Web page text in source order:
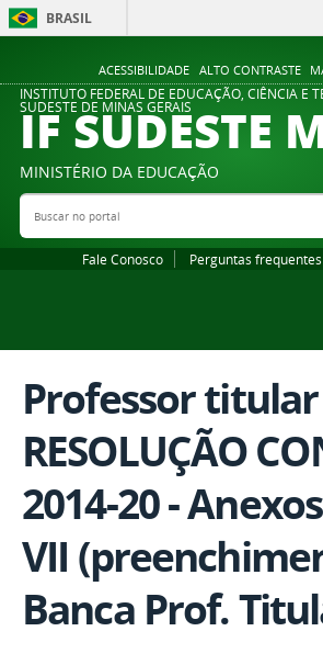
ACESSIBILIDADE ALTO CONTRASTE
BRASIL
INSTITUTO FEDERAL DE EDUCAÇÃO, CIÊNCIA E
SUDESTE DE MINAS GERAIS
IF SUDESTE
MINISTÉRIO DA EDUCAÇÃO
Buscar no portal
Fale Conosco Perguntas frequentes
Professor
RESOLUÇÃO
2014-20 -
VII
Banca Prof.